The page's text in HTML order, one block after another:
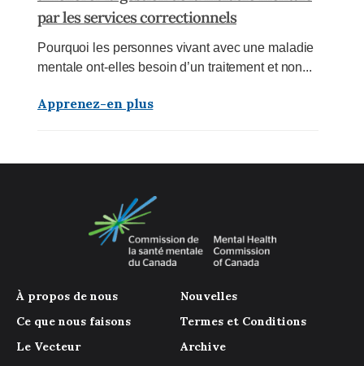
par les services correctionnels
Pourquoi les personnes vivant avec une maladie
mentale ont-elles besoin d’un traitement et non...
Apprenez-en plus
À propos de nous
Ce que nous faisons
Le Vecteur
Nouvelles
Termes et Conditions
Archive